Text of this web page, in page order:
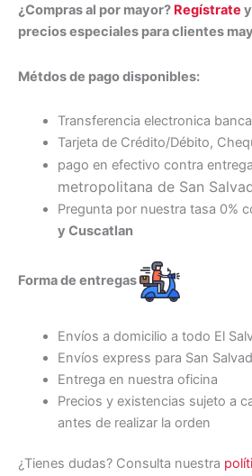
¿Compras al por mayor? Regístrate
precios especiales para clientes
Métdos de pago disponibles:
Transferencia electronica
Tarjeta de Crédito/Débito,
pago en efectivo contra
metropolitana de San
Pregunta por nuestra tasa 0%
y Cuscatlan
Forma de entregas
Envíos a domicilio a todo El
Envíos express para San
Entrega en nuestra oficina
Precios y existencias sujeto a
antes de realizar la orden
¿Tienes dudas? Consulta nuestra